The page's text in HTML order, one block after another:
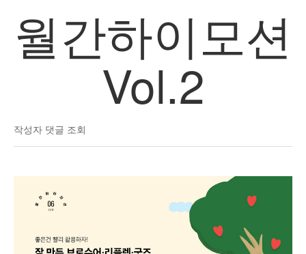
월간하이모션
Vol.2
작성자 댓글 조회